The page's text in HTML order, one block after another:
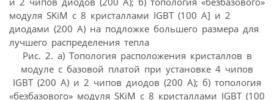
Рис. 2. а) Топология расположения кристаллов в
модуле с базовой платой при установке 4 чипов
IGBT (200 А) и 2 чипов диодов (200 А); б) топология
«безбазового» модуля SKiM с 8 кристаллами IGBT (100